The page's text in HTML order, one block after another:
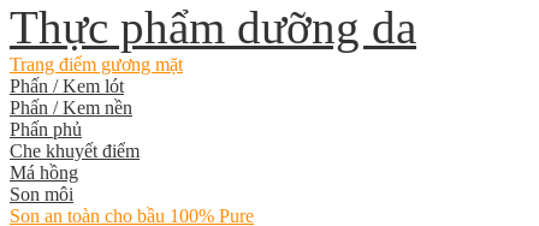
Thực phẩm dưỡng da
Trang điểm gương mặt
Phấn / Kem lót
Phấn / Kem nền
Phấn phủ
Che khuyết điểm
Má hồng
Son môi
Son an toàn cho bầu 100% Pure